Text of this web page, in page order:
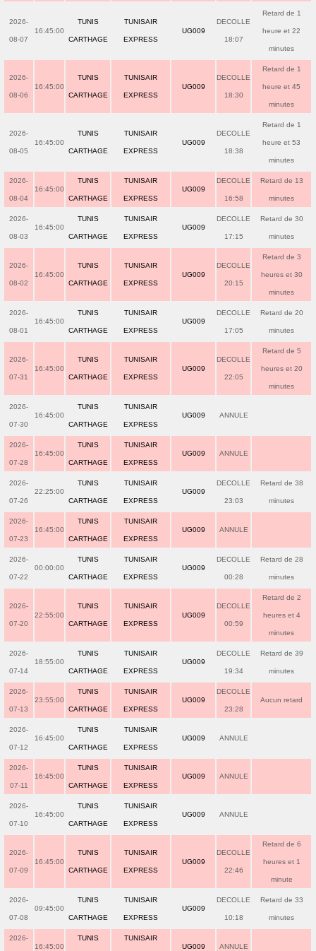
2026-
08-07
16:45:00
TUNIS
CARTHAGE
TUNISAIR
EXPRESS
UG009
DECOLLE
18:07
Retard de 1
heure et 22
minutes
2026-
08-06
16:45:00
TUNIS
CARTHAGE
TUNISAIR
EXPRESS
UG009
DECOLLE
18:30
Retard de 1
heure et 45
minutes
2026-
08-05
16:45:00
TUNIS
CARTHAGE
TUNISAIR
EXPRESS
UG009
DECOLLE
18:38
Retard de 1
heure et 53
minutes
2026-
08-04
16:45:00
TUNIS
CARTHAGE
TUNISAIR
EXPRESS
UG009
DECOLLE
16:58
Retard de 13
minutes
2026-
08-03
16:45:00
TUNIS
CARTHAGE
TUNISAIR
EXPRESS
UG009
DECOLLE
17:15
Retard de 30
minutes
2026-
08-02
16:45:00
TUNIS
CARTHAGE
TUNISAIR
EXPRESS
UG009
DECOLLE
20:15
Retard de 3
heures et 30
minutes
2026-
08-01
16:45:00
TUNIS
CARTHAGE
TUNISAIR
EXPRESS
UG009
DECOLLE
17:05
Retard de 20
minutes
2026-
07-31
16:45:00
TUNIS
CARTHAGE
TUNISAIR
EXPRESS
UG009
DECOLLE
22:05
Retard de 5
heures et 20
minutes
2026-
07-30
16:45:00
TUNIS
CARTHAGE
TUNISAIR
EXPRESS
UG009 ANNULE
2026-
07-28
16:45:00
TUNIS
CARTHAGE
TUNISAIR
EXPRESS
UG009 ANNULE
2026-
07-26
22:25:00
TUNIS
CARTHAGE
TUNISAIR
EXPRESS
UG009
DECOLLE
23:03
Retard de 38
minutes
2026-
07-23
16:45:00
TUNIS
CARTHAGE
TUNISAIR
EXPRESS
UG009 ANNULE
2026-
07-22
00:00:00
TUNIS
CARTHAGE
TUNISAIR
EXPRESS
UG009
DECOLLE
00:28
Retard de 28
minutes
2026-
07-20
22:55:00
TUNIS
CARTHAGE
TUNISAIR
EXPRESS
UG009
DECOLLE
00:59
Retard de 2
heures et 4
minutes
2026-
07-14
18:55:00
TUNIS
CARTHAGE
TUNISAIR
EXPRESS
UG009
DECOLLE
19:34
Retard de 39
minutes
2026-
07-13
23:55:00
TUNIS
CARTHAGE
TUNISAIR
EXPRESS
UG009
DECOLLE
23:28
Aucun retard
2026-
07-12
16:45:00
TUNIS
CARTHAGE
TUNISAIR
EXPRESS
UG009 ANNULE
2026-
07-11
16:45:00
TUNIS
CARTHAGE
TUNISAIR
EXPRESS
UG009 ANNULE
2026-
07-10
16:45:00
TUNIS
CARTHAGE
TUNISAIR
EXPRESS
UG009 ANNULE
2026-
07-09
16:45:00
TUNIS
CARTHAGE
TUNISAIR
EXPRESS
UG009
DECOLLE
22:46
Retard de 6
heures et 1
minute
2026-
07-08
09:45:00
TUNIS
CARTHAGE
TUNISAIR
EXPRESS
UG009
DECOLLE
10:18
Retard de 33
minutes
2026-
16:45:00
TUNIS TUNISAIR
UG009 ANNULE